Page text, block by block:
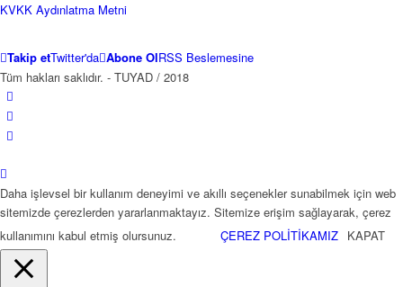
KVKK Aydınlatma Metni
Takip etTwitter'da Abone OlRSS Beslemesine
Tüm hakları saklıdır. - TUYAD / 2018
Daha işlevsel bir kullanım deneyimi ve akıllı seçenekler sunabilmek için web
sitemizde çerezlerden yararlanmaktayız. Sitemize erişim sağlayarak, çerez
kullanımını kabul etmiş olursunuz.
ÇEREZ POLİTİKAMIZ KAPAT